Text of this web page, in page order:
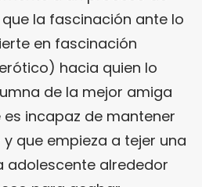
la fascinación ante lo
en fascinación
hacia quien lo
de la mejor amiga
incapaz de mantener
que empieza a tejer una
adolescente alrededor